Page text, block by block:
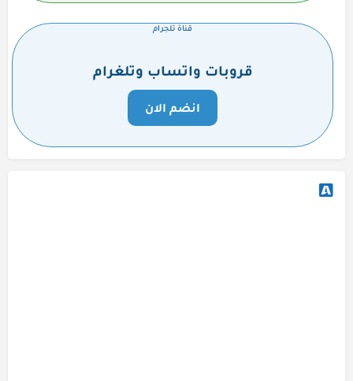
قناة تلجرام
قروبات واتساب وتلغرام
انضم الان